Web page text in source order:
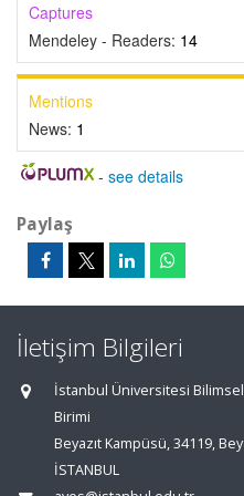
Captures
Mendeley - Readers: 14
Mentions
News: 1
- see details
Paylaş
İletişim Bilgileri
İstanbul Üniversitesi
Birimi
Beyazıt Kampüsü, 34119,
İSTANBUL